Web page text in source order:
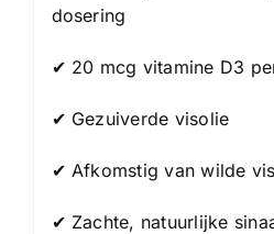
dosering
✔ 20 mcg vitamine D3
✔ Gezuiverde visolie
✔ Afkomstig van wilde
✔ Zachte, natuurlijke